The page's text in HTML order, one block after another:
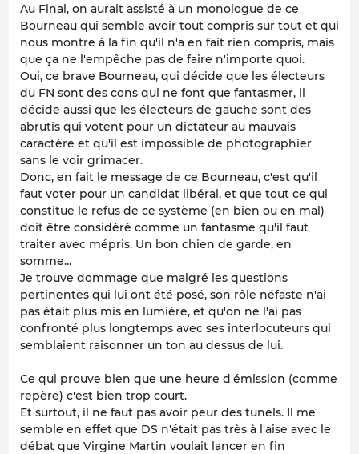
Au Final, on aurait assisté à un monologue de ce
Bourneau qui semble avoir tout compris sur tout et qui
nous montre à la fin qu'il n'a en fait rien compris, mais
que ça ne l'empêche pas de faire n'importe quoi.
Oui, ce brave Bourneau, qui décide que les électeurs
du FN sont des cons qui ne font que fantasmer, il
décide aussi que les électeurs de gauche sont des
abrutis qui votent pour un dictateur au mauvais
caractère et qu'il est impossible de photographier
sans le voir grimacer.
Donc, en fait le message de ce Bourneau, c'est qu'il
faut voter pour un candidat libéral, et que tout ce qui
constitue le refus de ce système (en bien ou en mal)
doit être considéré comme un fantasme qu'il faut
traiter avec mépris. Un bon chien de garde, en
somme...
Je trouve dommage que malgré les questions
pertinentes qui lui ont été posé, son rôle néfaste n'ai
pas était plus mis en lumière, et qu'on ne l'ai pas
confronté plus longtemps avec ses interlocuteurs qui
semblaient raisonner un ton au dessus de lui.
Ce qui prouve bien que une heure d'émission (comme
repère) c'est bien trop court.
Et surtout, il ne faut pas avoir peur des tunels. Il me
semble en effet que DS n'était pas très à l'aise avec le
débat que Virgine Martin voulait lancer en fin